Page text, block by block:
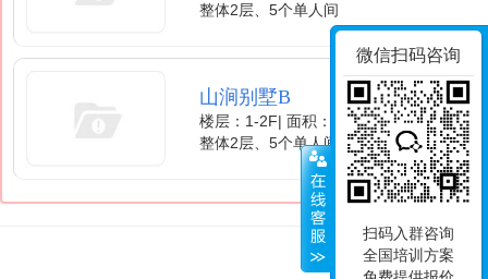
整体2层、5个单人间
山涧别墅B
楼层：1-2F| 面积：360m²| 床型：1.8*2.0
整体2层、5个单人间
微信扫码咨询
扫码入群咨询
全国培训方案